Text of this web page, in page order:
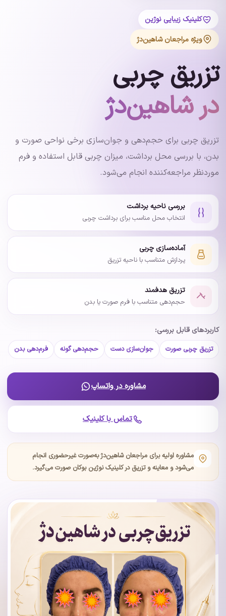
کلینیک زیبایی نوژین
ویژه مراجعان شاهین‌دژ
تزریق چربی
در شاهین‌دژ
تزریق چربی برای حجم‌دهی و جوان‌سازی برخی نواحی صورت و
بدن، با بررسی محل برداشت، میزان چربی قابل استفاده و فرم
موردنظر مراجعه‌کننده انجام می‌شود.
بررسی ناحیه برداشت
انتخاب محل مناسب برای برداشت چربی
آماده‌سازی چربی
پردازش متناسب با ناحیه تزریق
تزریق هدفمند
حجم‌دهی متناسب با فرم صورت یا بدن
کاربردهای قابل بررسی:
تزریق چربی صورت جوان‌سازی دست حجم‌دهی گونه فرم‌دهی بدن
مشاوره در واتساپ
تماس با کلینیک
مشاوره اولیه برای مراجعان شاهین‌دژ به‌صورت غیرحضوری انجام
می‌شود و معاینه و تزریق در کلینیک نوژین بوکان صورت می‌گیرد.